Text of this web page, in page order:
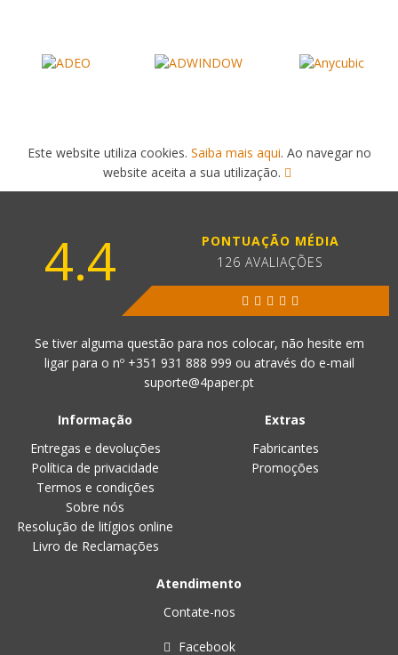
Este website utiliza cookies. Saiba mais aqui. Ao navegar no
website aceita a sua utilização.
4.4
PONTUAÇÃO MÉDIA
126 AVALIAÇÕES
Se tiver alguma questão para nos colocar, não hesite em
ligar para o nº +351 931 888 999 ou através do e-mail
suporte@4paper.pt
Informação
Entregas e devoluções
Política de privacidade
Termos e condições
Sobre nós
Resolução de litígios online
Livro de Reclamações
Extras
Fabricantes
Promoções
Atendimento
Contate-nos
Facebook